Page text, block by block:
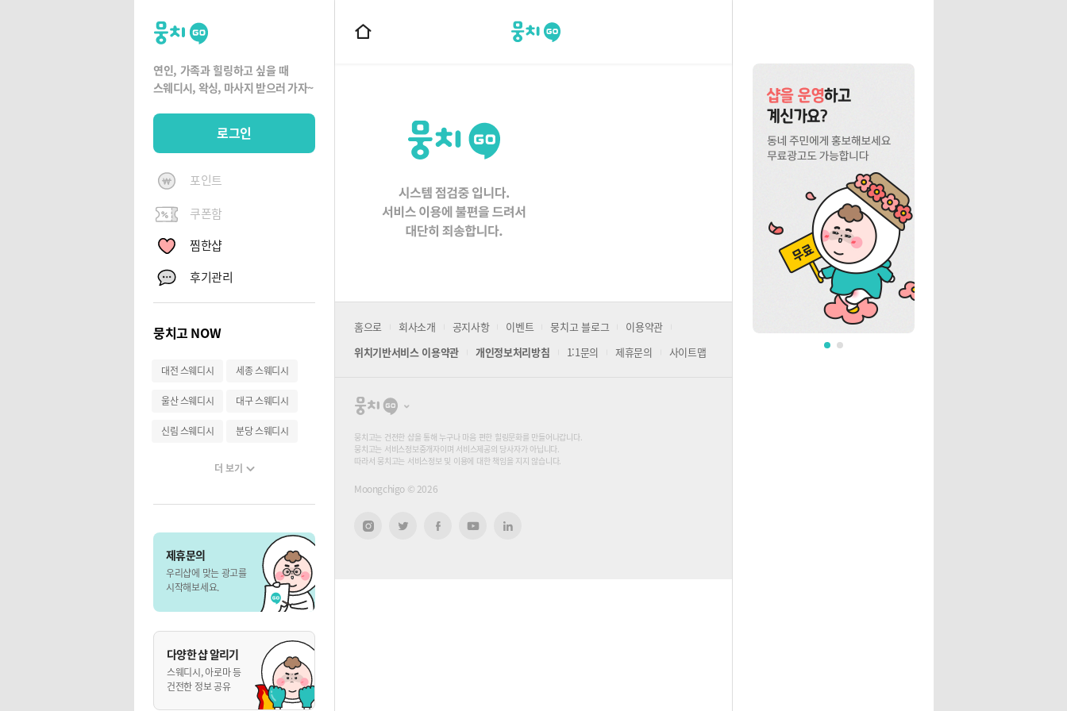
뭉
치
고
연인, 가족과 힐링하고 싶을 때
스웨디시, 왁싱, 마사지 받으러 가자~
로그인
포인트
쿠폰함
찜한샵
후기관리
뭉치고 NOW
대전 스웨디시 세종 스웨디시
울산 스웨디시 대구 스웨디시
신림 스웨디시 분당 스웨디시
더 보기
제휴문의
우리샵에 맞는 광고를
시작해보세요.
다양한 샵 알리기
스웨디시, 아로마 등
건전한 정보 공유
뭉치고
홈
홈으로 회사소개 공지사항 이벤트 뭉치고 블로그
이용약관
위치기반서비스 이용약관
개인정보처리방침 1:1문의 제휴문의 사이트맵
뭉
고
뭉치고는 건전한 샵을 통해 누구나 마음 편한 힐링문화를 만들어나갑니다.
뭉치고는 서비스정보중개자이며 서비스제공의 당사자가 아닙니다.
따라서 뭉치고는 서비스정보 및 이용에 대한 책임을 지지 않습니다.
Moongchigo © 2026